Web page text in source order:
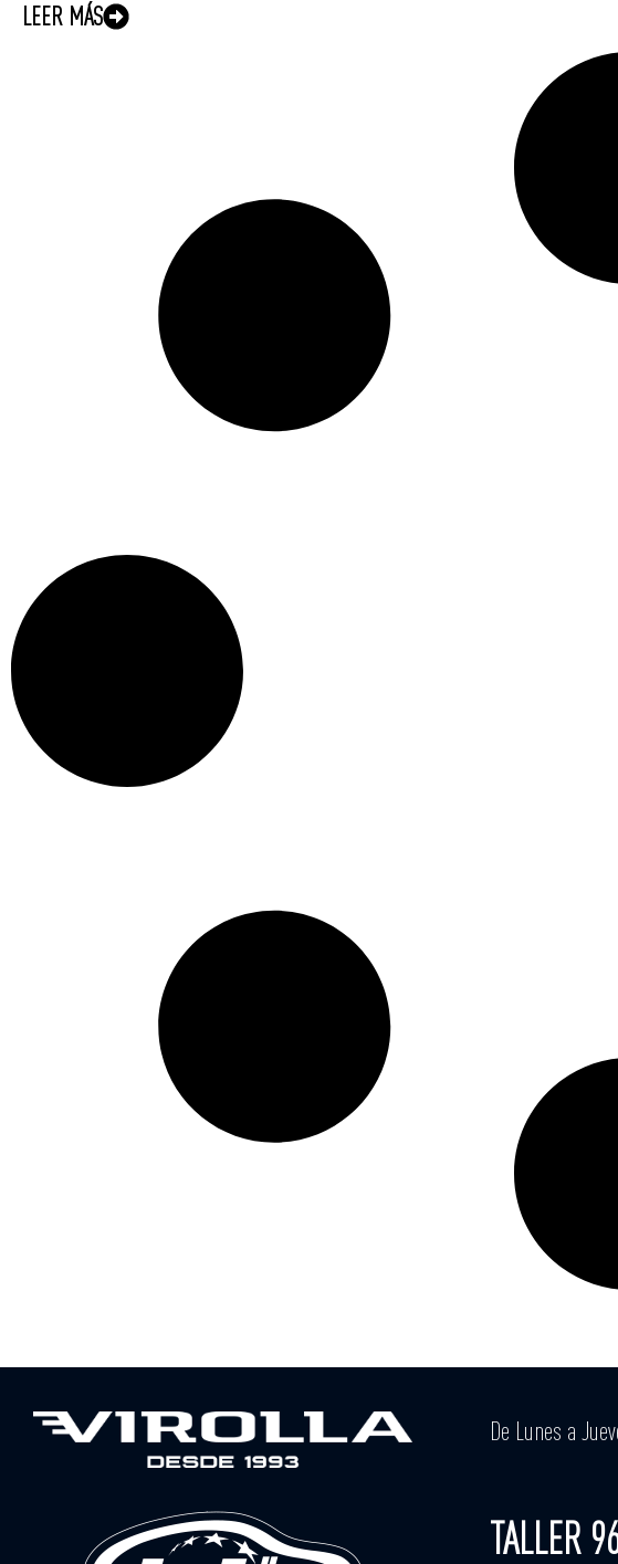
LEER MÁS
De Lunes a
TALLER